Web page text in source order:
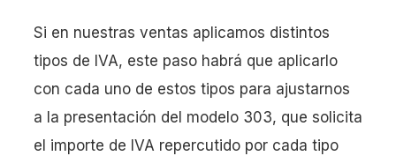
Si en nuestras ventas aplicamos distintos
tipos de IVA, este paso habrá que aplicarlo
con cada uno de estos tipos para ajustarnos
a la presentación del modelo 303, que solicita
el importe de IVA repercutido por cada tipo